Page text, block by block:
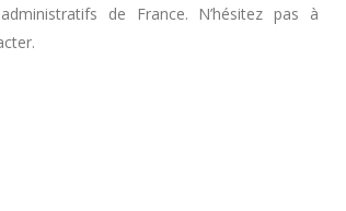
de France. N’hésitez pas à